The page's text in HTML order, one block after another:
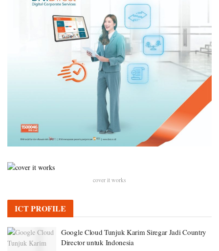
cover it works
ICT PROFILE
Google Cloud Tunjuk Karim Siregar Jadi Country
Director untuk Indonesia